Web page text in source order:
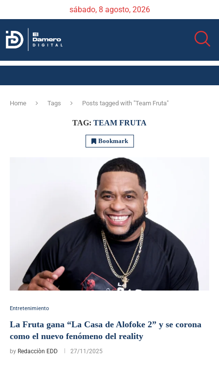
sábado, 8 agosto, 2026
Home Tags Posts tagged with "Team Fruta"
TAG: TEAM FRUTA
Bookmark
Entretenimiento
La Fruta gana “La Casa de Alofoke 2” y se corona
como el nuevo fenómeno del reality
by Redacciòn EDD 27/11/2025